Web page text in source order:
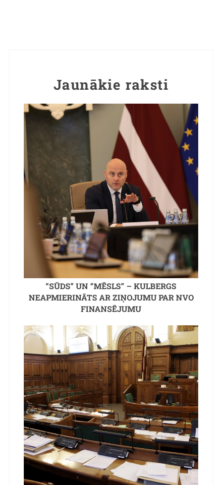
Jaunākie raksti
“SŪDS” UN “MĒSLS” – KULBERGS
NEAPMIERINĀTS AR ZIŅOJUMU PAR NVO
FINANSĒJUMU